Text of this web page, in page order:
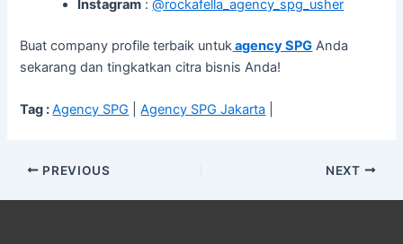
Instagram :@rockafella_agency_spg_usher
Buat company profile terbaik untuk agency SPG Anda
sekarang dan tingkatkan citra bisnis Anda!
Tag :Agency SPG |Agency SPG Jakarta
PREVIOUS NEXT